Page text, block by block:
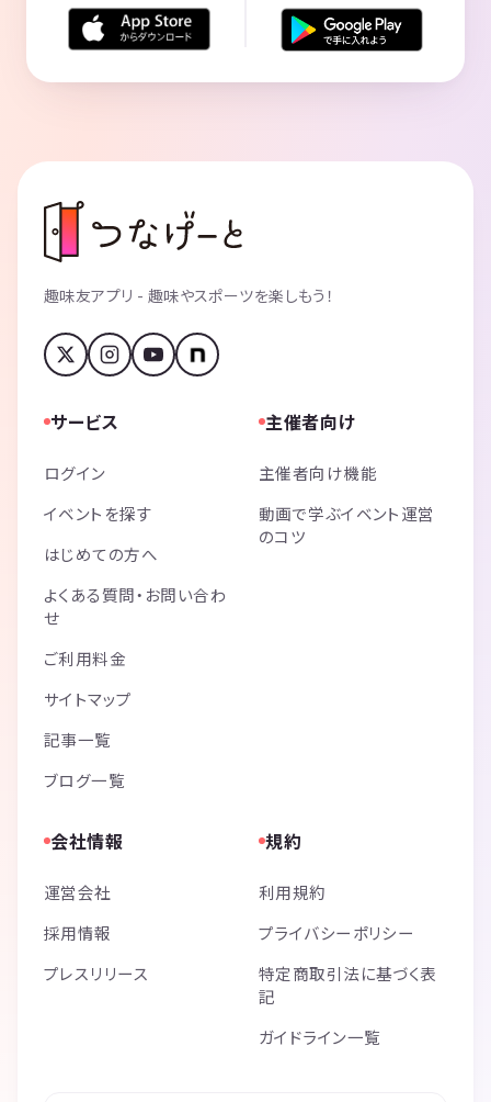
趣味友アプリ - 趣味やスポーツを楽しもう！
サービス
ログイン
イベントを探す
はじめての方へ
よくある質問・お問い合わ
せ
ご利用料金
サイトマップ
記事一覧
ブログ一覧
主催者向け
主催者向け機能
動画で学ぶイベント運営
のコツ
会社情報
運営会社
採用情報
プレスリリース
規約
利用規約
プライバシーポリシー
特定商取引法に基づく表
記
ガイドライン一覧